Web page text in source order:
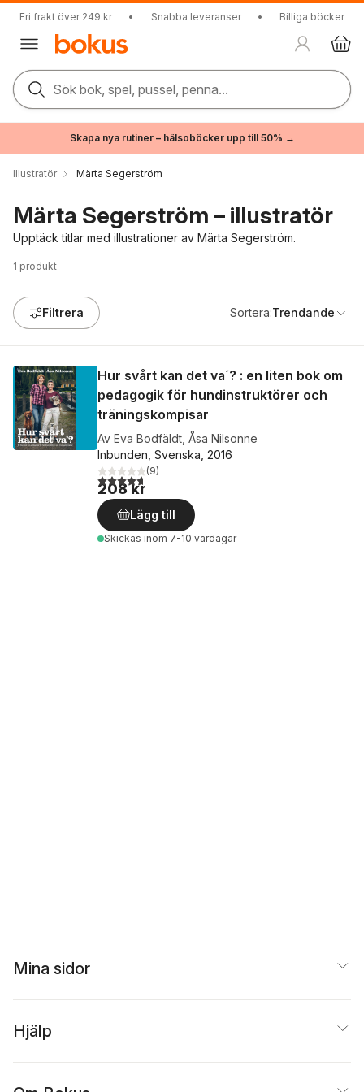
Fri frakt över 249 kr • Snabba leveranser • Billiga böcker
Sök bok, spel, pussel, penna...
Skapa nya rutiner – hälsoböcker upp till 50% →
Illustratör Märta Segerström
Märta Segerström – illustratör
Upptäck titlar med illustrationer av Märta Segerström.
1 produkt
Filtrera Sortera:Trendande
Hur svårt kan det va´? : en liten bok om
pedagogik för hundinstruktörer och
träningskompisar
Av Eva Bodfäldt Åsa Nilsonne
Inbunden, Svenska, 2016
4,7utav 5 stjärnor. Totalt antal röster:
(9)
208 kr
Lägg till
Skickas inom 7-10 vardagar
Mina sidor
Hjälp